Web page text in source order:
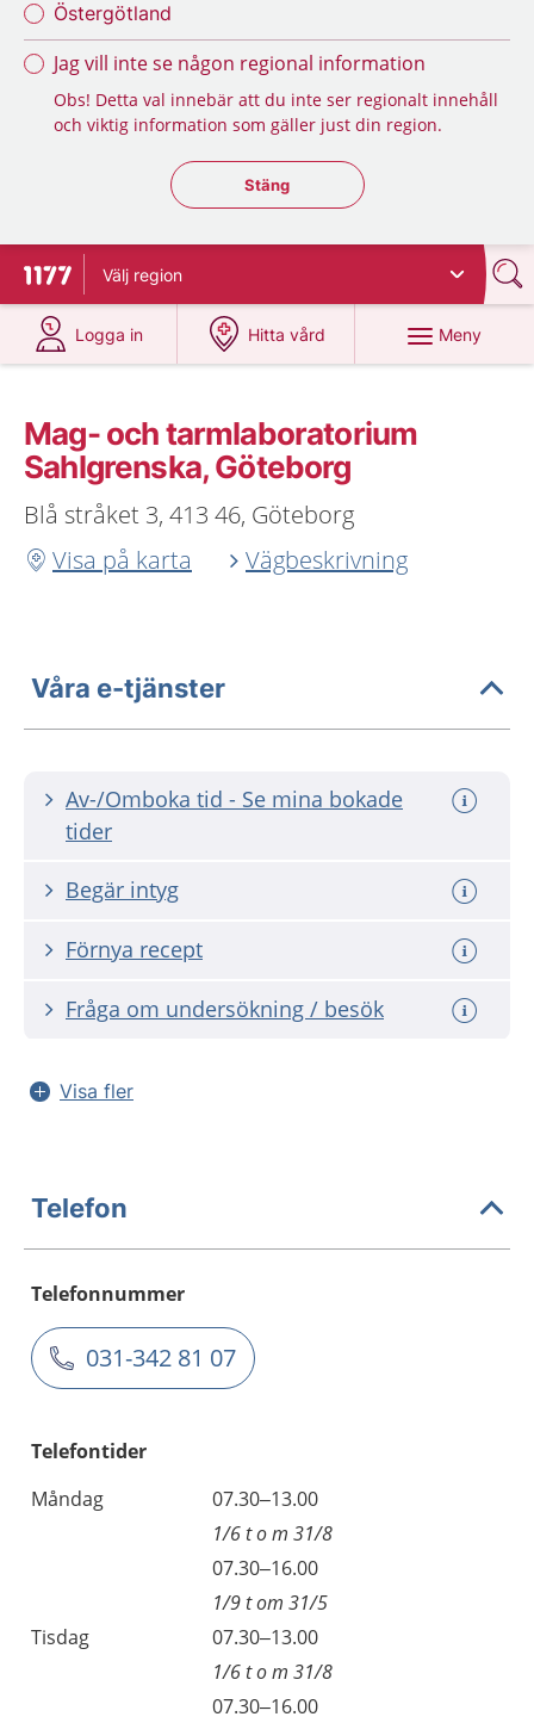
Östergötland
Jag vill inte se någon regional information
Obs! Detta val innebär att du inte ser regionalt innehåll
och viktig information som gäller just din region.
Stäng regionsväljaren
Stäng
Till startsidan för 1177
Välj region
Logga in
på 1177.se
Hitta vård
på 1177.se
Meny
Mag- och tarmlaboratorium
Sahlgrenska, Göteborg
Blå stråket 3, 413 46, Göteborg
Visa på karta
Vägbeskrivning
Våra e-tjänster
Av-/Omboka tid - Se mina bokade
tider
Begär intyg
Förnya recept
Fråga om undersökning / besök
Visa fler
Telefon
Telefonnummer
031-342 81 07
Telefontider
Måndag
07.30–13.00
1/6 t o m 31/8
07.30–16.00
1/9 t om 31/5
Tisdag
07.30–13.00
1/6 t o m 31/8
07.30–16.00